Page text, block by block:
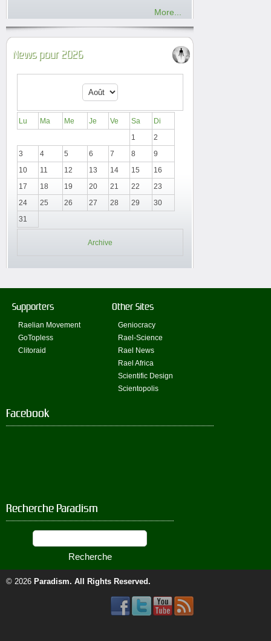
More...
News pour 2026
Lu Ma Me Je Ve Sa
Di
1
2
3
4 5 6 7 8
9
10
11 12 13 14 15
16
17
18 19 20 21 22
23
24
25 26 27 28 29
30
31
Archive
Supporters
Raelian Movement
GoTopless
Clitoraid
Other Sites
Geniocracy
Rael-Science
Rael News
Rael Africa
Scientific Design
Scientopolis
Facebook
Recherche Paradism
© 2026 Paradism. All Rights Reserved.